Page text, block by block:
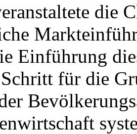
die
Einführung
für die